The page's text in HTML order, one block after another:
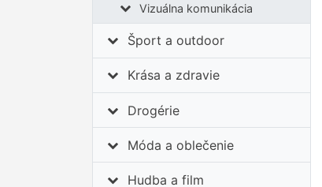
Vizuálna komunikácia
Šport a outdoor
Krása a zdravie
Drogérie
Móda a oblečenie
Hudba a film